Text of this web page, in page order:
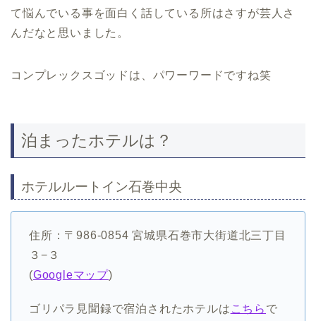
て悩んでいる事を面白く話している所はさすが芸人さ
んだなと思いました。
コンプレックスゴッドは、パワーワードですね笑
泊まったホテルは？
ホテルルートイン石巻中央
住所：〒986-0854 宮城県石巻市大街道北三丁目
３−３
(Googleマップ)
ゴリパラ見聞録で宿泊されたホテルは こちら で